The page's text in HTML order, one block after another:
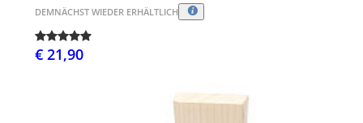
DEMNÄCHST WIEDER ERHÄLTLICH
€ 21,90